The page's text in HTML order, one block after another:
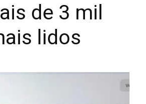
de 3 mil
lidos